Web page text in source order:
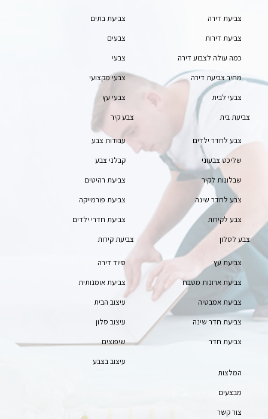
צביעת דירה
צביעת דירות
כמה עולה לצבוע דירה
מחיר צביעת דירה
צבעי לבית
צביעת בית
צביעת בתים
צבעים
צבעי
צבעי מקצועי
צבעי עץ
צבע קיר
צבע לחדר ילדים
שליכט צבעוני
שבלונות לקיר
צבע לחדר שינה
צבע לקירות
צבע לסלון
עבודות צבע
קבלני צבע
צביעת רהיטים
צביעת פורמייקה
צביעת חדרי ילדים
צביעת קירות
צביעת עץ
צביעת ארונות מטבח
צביעת אמבטיה
צביעת חדר שינה
צביעת חדר
סיוד דירה
צביעת אומנותית
עיצוב הבית
עיצוב סלון
שיפוצים
עיצוב בצבע
המלצות
מבצעים
צור קשר